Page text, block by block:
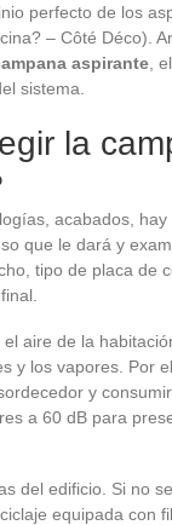
perfecto de los
– Côté Déco).
aspirante ,
sistema.
la
acabados,
que le dará y
tipo de placa de
aire de la
y los vapores. Por
y
a 60 dB para
del edificio. Si no
equipada con